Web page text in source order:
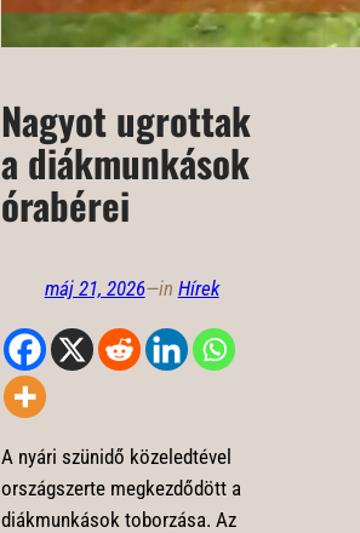
Nagyot ugrottak
a diákmunkások
órabérei
máj 21, 2026—in Hírek
A nyári szünidő közeledtével
országszerte megkezdődött a
diákmunkások toborzása. Az